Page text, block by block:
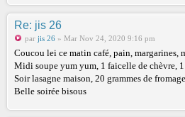
Re: jis 26
par jis 26 » Mar Nov 24, 2020 9:16 pm
Coucou lei ce matin café, pain, margarines,
Midi soupe yum yum, 1 faicelle de chèvre, 1
Soir lasagne maison, 20 grammes de
Belle soirée bisous